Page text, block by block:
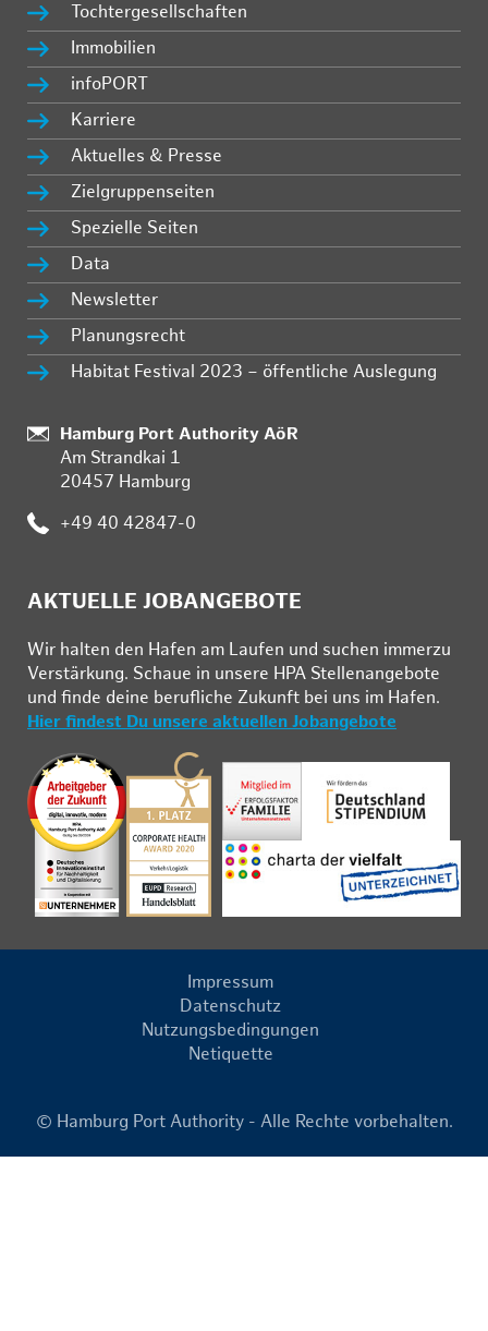
Tochtergesellschaften
Immobilien
infoPORT
Karriere
Aktuelles & Presse
Zielgruppenseiten
Spezielle Seiten
Data
Newsletter
Planungsrecht
Habitat Festival 2023 – öffentliche Auslegung
Standort:
Hamburg Port Authority AöR
Am Strandkai 1
20457 Hamburg
Telefon:
+49 40 42847-0
AKTUELLE JOBANGEBOTE
Wir hal­ten den Ha­fen am Lau­fen und su­chen im­mer­zu
Ver­stär­kung. Schau­e in un­se­re HPA Stel­len­an­ge­bo­te
und fin­de deine be­ruf­li­che Zu­kunft bei uns im Ha­fen.
Hier findest Du unsere aktuellen Jobangebote
Impressum
Datenschutz
Nutzungsbedingungen
Netiquette
© Hamburg Port Authority - Alle Rechte vorbehalten.